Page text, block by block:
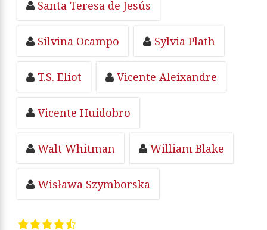
Santa Teresa de Jesús
Silvina Ocampo Sylvia Plath
T.S. Eliot Vicente Aleixandre
Vicente Huidobro
Walt Whitman William Blake
Wisława Szymborska